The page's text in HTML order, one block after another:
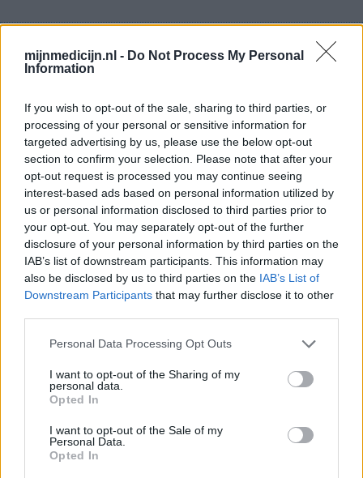
mijnmedicijn.nl - Do Not Process My Personal
Information
If you wish to opt-out of the sale, sharing to third parties, or
processing of your personal or sensitive information for
targeted advertising by us, please use the below opt-out
section to confirm your selection. Please note that after your
opt-out request is processed you may continue seeing
interest-based ads based on personal information utilized by
us or personal information disclosed to third parties prior to
your opt-out. You may separately opt-out of the further
disclosure of your personal information by third parties on the
IAB’s list of downstream participants. This information may
also be disclosed by us to third parties on the IAB’s List of
Downstream Participants that may further disclose it to other
Personal Data Processing Opt Outs
I want to opt-out of the Sharing of my
personal data.
Opted In
I want to opt-out of the Sale of my
Personal Data.
Opted In